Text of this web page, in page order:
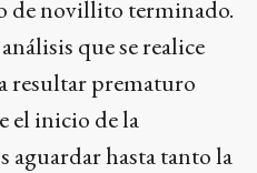
de novillito terminado.
que se realice
resultar prematuro
el inicio de la
aguardar hasta tanto la